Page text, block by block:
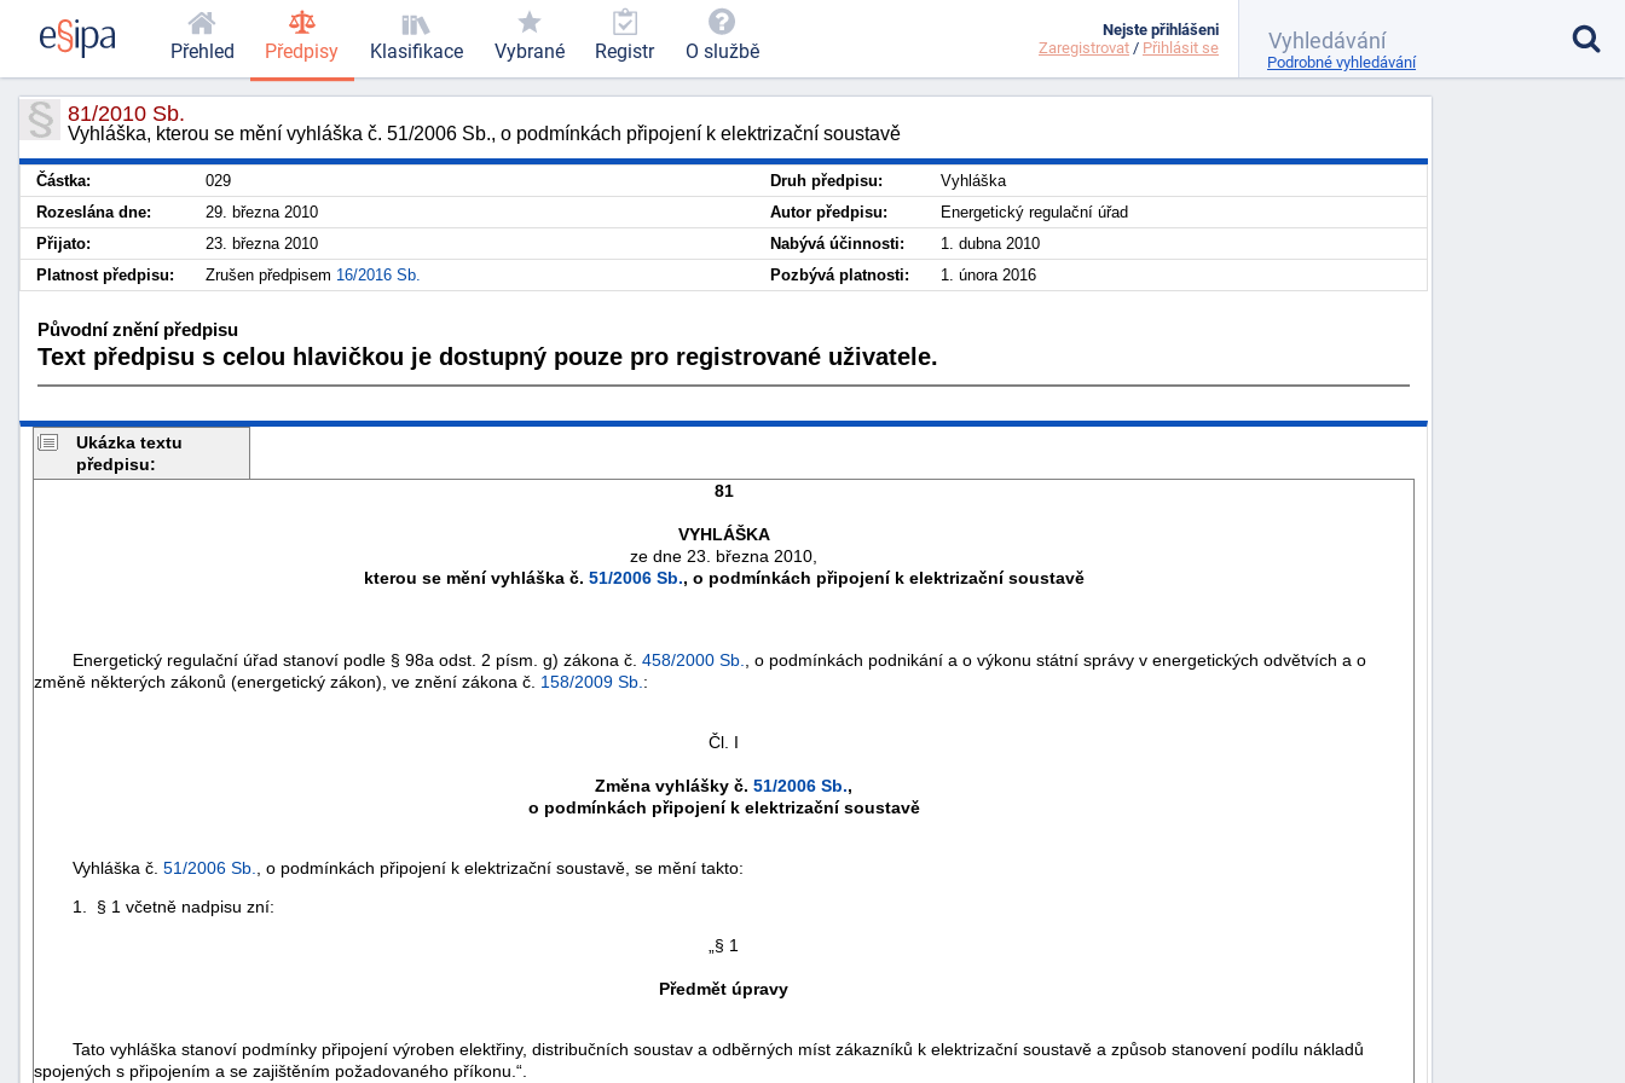
81/2010 Sb.
Vyhláška, kterou se mění vyhláška č. 51/2006 Sb., o podmínkách připojení k elektrizační soustavě
Částka: 029 Druh předpisu:
Vyhláška
Rozeslána dne:
29. března 2010 Autor předpisu:
Energetický regulační úřad
Přijato:
23. března 2010 Nabývá účinnosti:
1. dubna 2010
Platnost předpisu:
Zrušen předpisem 16/2016 Sb. Pozbývá platnosti: 1. února 2016
Původní znění předpisu
Text předpisu s celou hlavičkou je dostupný pouze pro registrované uživatele.
Ukázka textu
předpisu:
81
VYHLÁŠKA
ze dne 23. března 2010,
kterou se mění vyhláška č. 51/2006 Sb., o podmínkách připojení k elektrizační soustavě
Energetický regulační úřad stanoví podle § 98a odst. 2 písm. g) zákona č. 458/2000 Sb.
, o podmínkách podnikání a o výkonu státní správy v energetických odvětvích a o
změně některých zákonů (energetický zákon), ve znění zákona č. 158/2009 Sb. :
Čl. I
Změna vyhlášky č. 51/2006 Sb.,
o podmínkách připojení k elektrizační soustavě
Vyhláška č. 51/2006 Sb.
, o podmínkách připojení k elektrizační soustavě, se mění takto:
1. § 1 včetně nadpisu zní:
„§ 1
Předmět úpravy
Tato vyhláška stanoví podmínky připojení výroben elektřiny, distribučních soustav a odběrných míst zákazníků k elektrizační soustavě a způsob stanovení podílu nákladů
spojených s připojením a se zajištěním požadovaného příkonu.“.
Přehled Předpisy Klasifikace Vybrané Registr O službě
Nejste přihlášeni
Zaregistrovat / Přihlásit se
Podrobné vyhledávání